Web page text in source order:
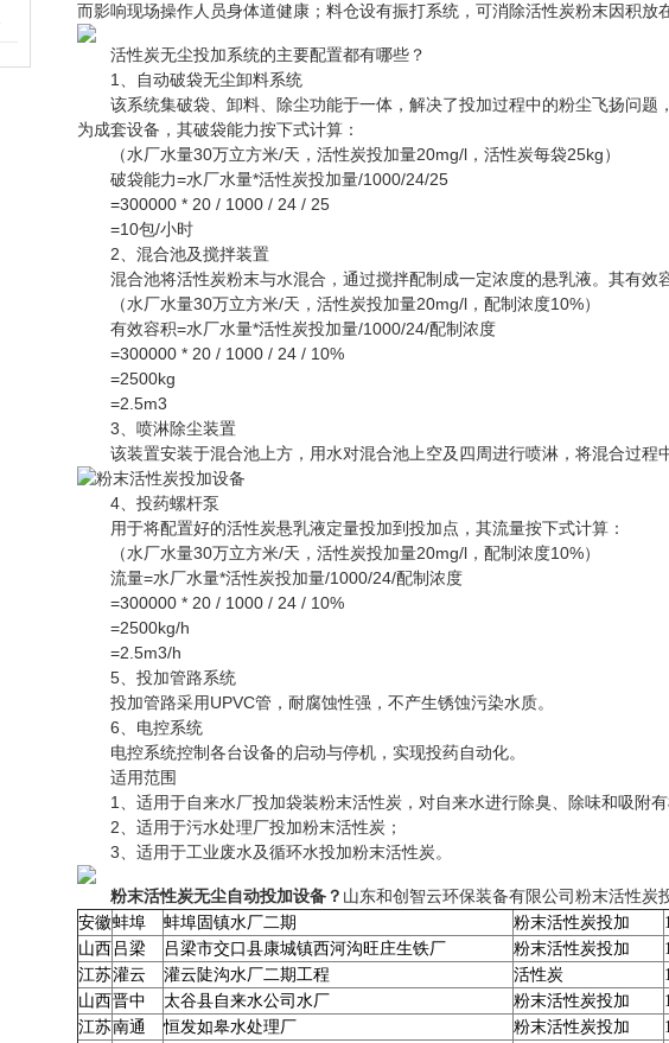
而影响现场操作人员身体道健康；料仓设有振打系统，可消除活性炭粉末因积放
活性炭无尘投加系统的主要配置都有哪些？
1、自动破袋无尘卸料系统
该系统集破袋、卸料、除尘功能于一体，解决了投加过程中的粉尘飞扬问题
为成套设备，其破袋能力按下式计算：
（水厂水量30万立方米/天，活性炭投加量20mg/l，活性炭每袋25kg）
破袋能力=水厂水量*活性炭投加量/1000/24/25
=300000 * 20 / 1000 / 24 / 25
=10包/小时
2、混合池及搅拌装置
混合池将活性炭粉末与水混合，通过搅拌配制成一定浓度的悬乳液。其有效
（水厂水量30万立方米/天，活性炭投加量20mg/l，配制浓度10%）
有效容积=水厂水量*活性炭投加量/1000/24/配制浓度
=300000 * 20 / 1000 / 24 / 10%
=2500kg
=2.5m3
3、喷淋除尘装置
该装置安装于混合池上方，用水对混合池上空及四周进行喷淋，将混合过程
4、投药螺杆泵
用于将配置好的活性炭悬乳液定量投加到投加点，其流量按下式计算：
（水厂水量30万立方米/天，活性炭投加量20mg/l，配制浓度10%）
流量=水厂水量*活性炭投加量/1000/24/配制浓度
=300000 * 20 / 1000 / 24 / 10%
=2500kg/h
=2.5m3/h
5、投加管路系统
投加管路采用UPVC管，耐腐蚀性强，不产生锈蚀污染水质。
6、电控系统
电控系统控制各台设备的启动与停机，实现投药自动化。
适用范围
1、适用于自来水厂投加袋装粉末活性炭，对自来水进行除臭、除味和吸附有
2、适用于污水处理厂投加粉末活性炭；
3、适用于工业废水及循环水投加粉末活性炭。
粉末活性炭无尘自动投加设备？ 山东和创智云环保装备有限公司粉末活性炭
安徽蚌埠 蚌埠固镇水厂二期 粉末活性炭投加
山西 吕梁 吕梁市交口县康城镇西河沟旺庄生铁厂 粉末活性炭投加
江苏灌云 灌云陡沟水厂二期工程 活性炭
山西晋中 太谷县自来水公司水厂 粉末活性炭投加
江苏南通 恒发如皋水处理厂 粉末活性炭投加